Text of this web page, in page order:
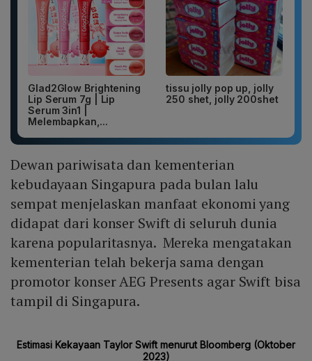
Glad2Glow Brightening
Lip Serum 7g | Lip
Serum 3in1 |
Melembapkan,...
tissu jolly pop up, jolly
250 shet, jolly 200shet
Dewan pariwisata dan kementerian
kebudayaan Singapura pada bulan lalu
sempat menjelaskan manfaat ekonomi yang
didapat dari konser Swift di seluruh dunia
karena popularitasnya. Mereka mengatakan
kementerian telah bekerja sama dengan
promotor konser AEG Presents agar Swift bisa
tampil di Singapura.